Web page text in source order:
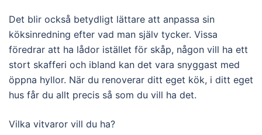
Det blir också betydligt lättare att anpassa sin
köksinredning efter vad man själv tycker. Vissa
föredrar att ha lådor istället för skåp, någon vill ha ett
stort skafferi och ibland kan det vara snyggast med
öppna hyllor. När du renoverar ditt eget kök, i ditt eget
hus får du allt precis så som du vill ha det.
Vilka vitvaror vill du ha?